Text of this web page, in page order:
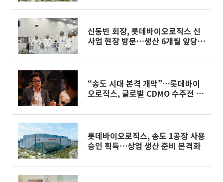
신동빈 회장, 롯데바이오로직스 신
사업 현장 방문…생산 6개월 앞당긴
“송도 시대 본격 개막”…롯데바이
오로직스, 글로벌 CDMO 수주전 본
롯데바이오로직스, 송도 1공장 사용
승인 획득⋯상업 생산 준비 본격화